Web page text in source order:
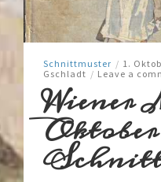
Schnittmuster / 1.
Gschladt / Leave a
Wiener
Oktober